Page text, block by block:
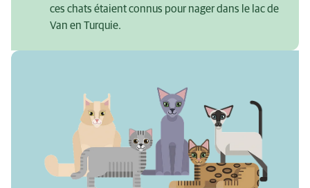
ces chats étaient connus pour nager dans le lac de
Van en Turquie.